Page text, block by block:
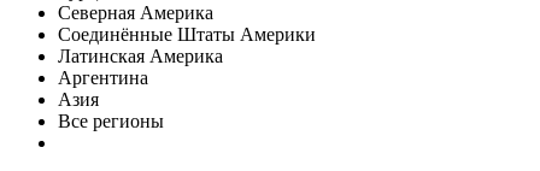
Северная Америка
Соединённые Штаты Америки
Латинская Америка
Аргентина
Азия
Все регионы